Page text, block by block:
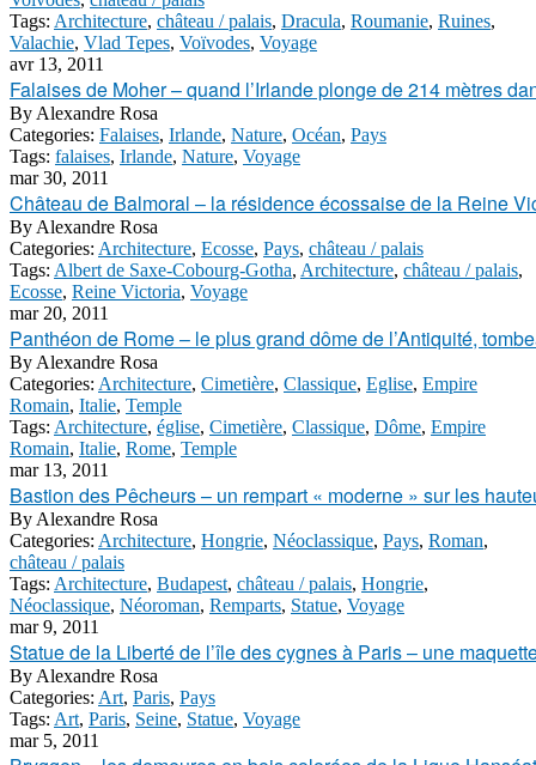
Tags: Architecture, château / palais, Dracula, Roumanie, Ruines,
Valachie, Vlad Tepes, Voïvodes, Voyage
avr 13, 2011
Falaises de Moher – quand l’Irlande plonge de 214 mètres
By Alexandre Rosa
Categories: Falaises, Irlande, Nature, Océan, Pays
Tags: falaises, Irlande, Nature, Voyage
mar 30, 2011
Château de Balmoral – la résidence écossaise de la Reine
By Alexandre Rosa
Categories: Architecture, Ecosse, Pays, château / palais
Tags: Albert de Saxe-Cobourg-Gotha, Architecture, château / palais,
Ecosse, Reine Victoria, Voyage
mar 20, 2011
Panthéon de Rome – le plus grand dôme de l’Antiquité,
By Alexandre Rosa
Categories: Architecture, Cimetière, Classique, Eglise, Empire
Romain, Italie, Temple
Tags: Architecture, église, Cimetière, Classique, Dôme, Empire
Romain, Italie, Rome, Temple
mar 13, 2011
Bastion des Pêcheurs – un rempart « moderne » sur les
By Alexandre Rosa
Categories: Architecture, Hongrie, Néoclassique, Pays, Roman,
château / palais
Tags: Architecture, Budapest, château / palais, Hongrie,
Néoclassique, Néoroman, Remparts, Statue, Voyage
mar 9, 2011
Statue de la Liberté de l’île des cygnes à Paris – une
By Alexandre Rosa
Categories: Art, Paris, Pays
Tags: Art, Paris, Seine, Statue, Voyage
mar 5, 2011